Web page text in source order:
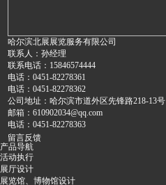
哈尔滨北展展览服务有限公司
联系人：孙经理
联系电话：15846574444
电话：0451-82278361
电话：0451-82278362
公司地址：哈尔滨市道外区先锋路218-13号
邮箱：610902034@qq.com
电话：0451-82278363
留言反馈
产品导航
活动执行
展厅设计
展览馆、博物馆设计